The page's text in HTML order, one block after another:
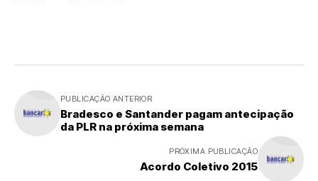
PUBLICAÇÃO ANTERIOR
Bradesco e Santander pagam antecipação
da PLR na próxima semana
PRÓXIMA PUBLICAÇÃO
Acordo Coletivo 2015